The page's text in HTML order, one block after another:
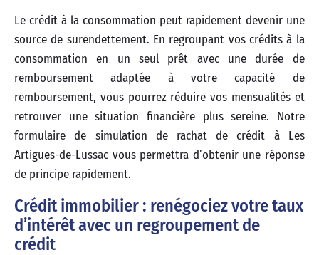
Le crédit à la consommation peut rapidement devenir une
source de surendettement. En regroupant vos crédits à la
consommation en un seul prêt avec une durée de
remboursement adaptée à votre capacité de
remboursement, vous pourrez réduire vos mensualités et
retrouver une situation financière plus sereine. Notre
formulaire de simulation de rachat de crédit à Les
Artigues-de-Lussac vous permettra d’obtenir une réponse
de principe rapidement.
Crédit immobilier : renégociez votre taux
d’intérêt avec un regroupement de
crédit